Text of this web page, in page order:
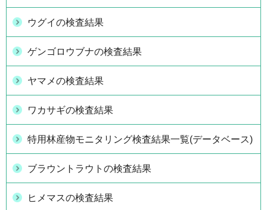
ウグイの検査結果
ゲンゴロウブナの検査結果
ヤマメの検査結果
ワカサギの検査結果
特用林産物モニタリング検査結果一覧(データベース)
ブラウントラウトの検査結果
ヒメマスの検査結果